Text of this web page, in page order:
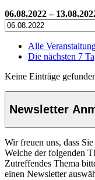
06.08.2022 –
Alle
Die nächsten 7
Keine Einträge
Newsletter
Wir freuen uns, dass
Welche der folgenden
Zutreffendes Thema
einen Newsletter